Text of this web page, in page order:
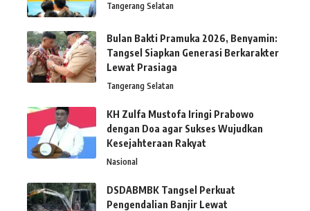
Tangerang Selatan
Bulan Bakti Pramuka 2026, Benyamin:
Tangsel Siapkan Generasi Berkarakter
Lewat Prasiaga
Tangerang Selatan
KH Zulfa Mustofa Iringi Prabowo
dengan Doa agar Sukses Wujudkan
Kesejahteraan Rakyat
Nasional
DSDABMBK Tangsel Perkuat
Pengendalian Banjir Lewat